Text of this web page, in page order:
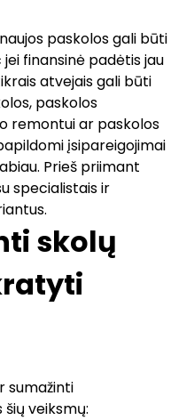
paskolos gali būti
finansinė padėtis jau
atvejais gali būti
, paskolos
remontuiar paskolos
įsipareigojimai
Prieš priimant
specialistais ir
skolų
sumažinti
veiksmų: